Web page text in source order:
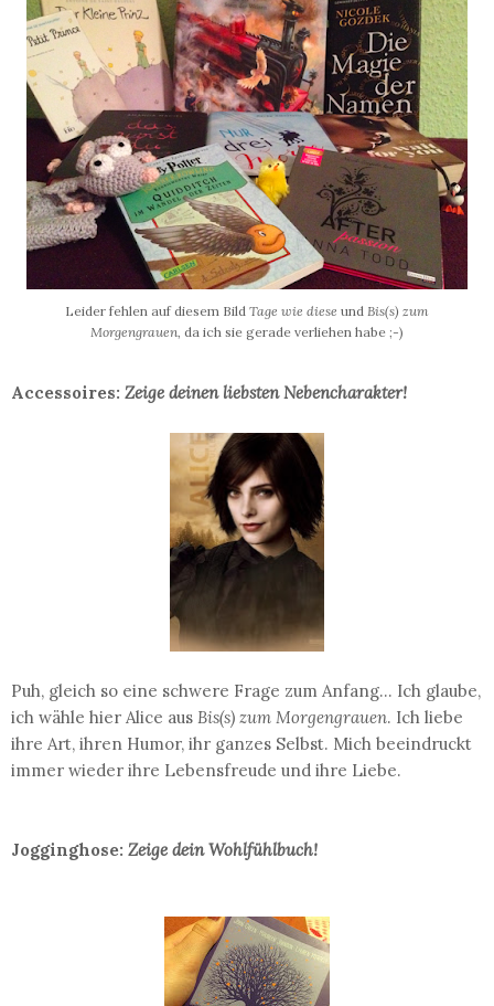
Leider fehlen auf diesem Bild Tage wie diese und Bis(s) zum
Morgengrauen, da ich sie gerade verliehen habe ;-)
Accessoires: Zeige deinen liebsten Nebencharakter!
Puh, gleich so eine schwere Frage zum Anfang... Ich glaube,
ich wähle hier Alice aus Bis(s) zum Morgengrauen. Ich liebe
ihre Art, ihren Humor, ihr ganzes Selbst. Mich beeindruckt
immer wieder ihre Lebensfreude und ihre Liebe.
Jogginghose: Zeige dein Wohlfühlbuch!